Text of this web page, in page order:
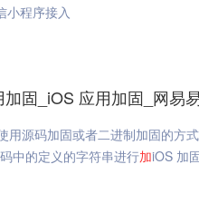
小程序接入
固_iOS 应用加固_网易
用源码加固或者二进制加固的方
中的定义的字符串进行加iOS 加